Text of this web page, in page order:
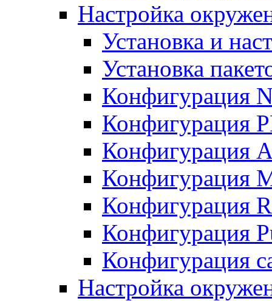
Настройка
Установка и
Установка
Конфигурация
Конфигурация
Конфигурация
Конфигурация
Конфигурация
Конфигурация
Конфигурация
Настройка